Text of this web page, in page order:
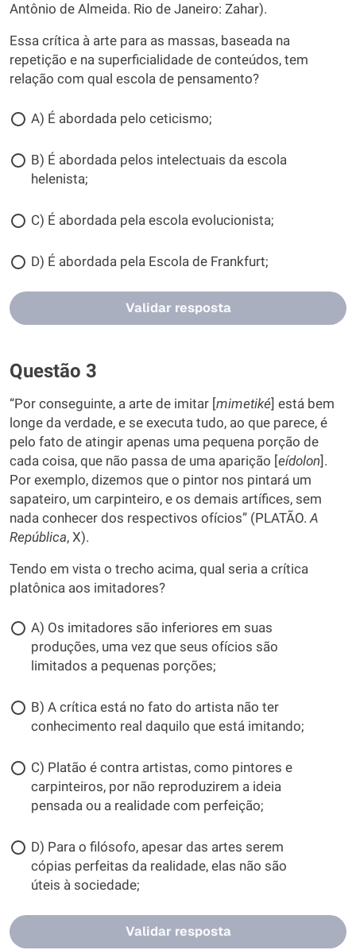
Antônio de Almeida. Rio de Janeiro: Zahar).
Essa crítica à arte para as massas, baseada na
repetição e na superficialidade de conteúdos, tem
relação com qual escola de pensamento?
A) É abordada pelo ceticismo;
B) É abordada pelos intelectuais da escola
helenista;
C) É abordada pela escola evolucionista;
D) É abordada pela Escola de Frankfurt;
Validar resposta
Questão 3
“Por conseguinte, a arte de imitar [mimetiké] está bem
longe da verdade, e se executa tudo, ao que parece, é
pelo fato de atingir apenas uma pequena porção de
cada coisa, que não passa de uma aparição [eídolon].
Por exemplo, dizemos que o pintor nos pintará um
sapateiro, um carpinteiro, e os demais artífices, sem
nada conhecer dos respectivos ofícios” (PLATÃO.A
República, X).
Tendo em vista o trecho acima, qual seria a crítica
platônica aos imitadores?
A) Os imitadores são inferiores em suas
produções, uma vez que seus ofícios são
limitados a pequenas porções;
B) A crítica está no fato do artista não ter
conhecimento real daquilo que está imitando;
C) Platão é contra artistas, como pintores e
carpinteiros, por não reproduzirem a ideia
pensada ou a realidade com perfeição;
D) Para o filósofo, apesar das artes serem
cópias perfeitas da realidade, elas não são
úteis à sociedade;
Validar resposta